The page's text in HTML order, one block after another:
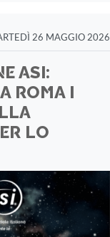
26 MAGGIO 2026
ASI:
ROMA I
LO